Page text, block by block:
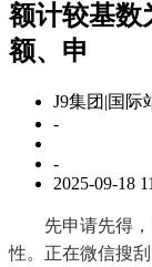
额计较基数
额、申
J9集团|国际
-
-
2025-09-18
先申请先得，
性。正在微信搜